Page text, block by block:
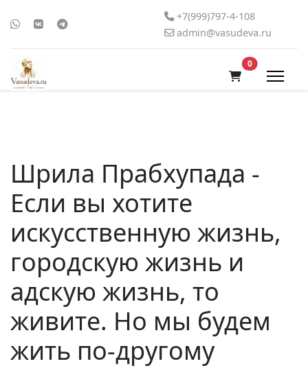
+7(999)797-4-108
admin@vasudeva.ru
0В корзину
Шрила Прабхупада -
Если вы хотите
искусственную жизнь,
городскую жизнь и
адскую жизнь, то
живите. Но мы будем
жить по-другому